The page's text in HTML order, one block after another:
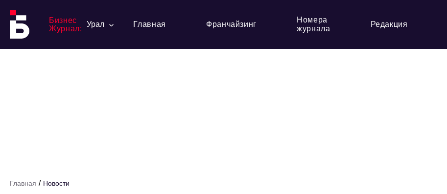
Бизнес
Журнал:
Урал Главная Франчайзинг
Номера
журнала
Редакция
Главная / Новости